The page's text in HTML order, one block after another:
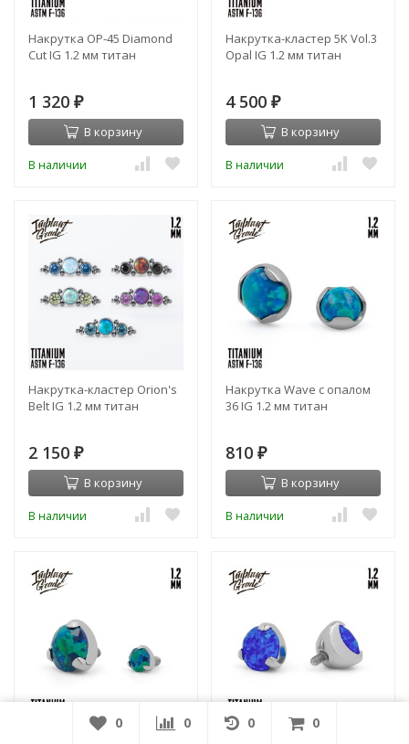
Накрутка OP-45 Diamond
Cut IG 1.2 мм титан
1 320 ₽
В корзину
В наличии
Накрутка-кластер 5K Vol.3
Opal IG 1.2 мм титан
4 500 ₽
В корзину
В наличии
Накрутка-кластер Orion's
Belt IG 1.2 мм титан
2 150 ₽
В корзину
В наличии
Накрутка Wave с опалом
36 IG 1.2 мм титан
810 ₽
В корзину
В наличии
0 0 0 0